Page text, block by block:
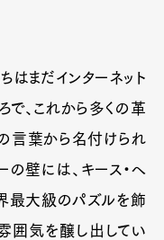
ちはまだインターネット
で、これから多くの革
言葉から名付けられ
の壁には、キース・へ
最大級のパズルを飾
囲気を醸し出してい